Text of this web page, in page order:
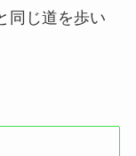
同じ道を歩い